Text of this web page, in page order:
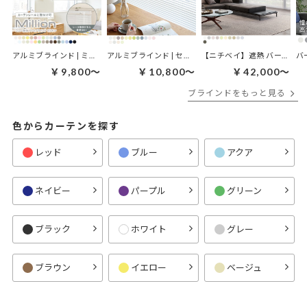
￥9,800～ ￥10,800～ ￥42,000～
ブラインドをもっと見る
色からカーテンを探す
レッド ブルー アクア
ネイビー パープル グリーン
ブラック ホワイト グレー
ブラウン イエロー ベージュ